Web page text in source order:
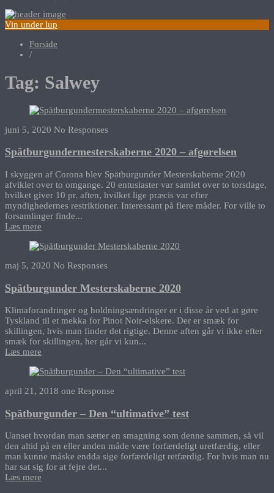
Vin under lup
Forside
/
Tag: Salwey
juni 5, 2020 No Responses
Spätburgundermesterskaberne 2020 – afgørelsen
I skyggen af Corona blev Spätburgunder Mesterskaberne 2020
afviklet over to omgange. 20 entusiaster var samlet over to torsdage,
hvilket giver 10 pr. aften, hvilket lige præcis var efter
myndighedernes restriktioner. Interessant på flere måder. For ville to
forsamlinger finde...
Læs mere
maj 5, 2020 No Responses
Spätburgunder Mesterskaberne 2020
Klimaforandringer og holdningsændringer er i disse år ved at gøre
Tyskland til et mekka for Pinot Noir-elskere. Der er smæk for
skillingen, hvis man finder det rigtige. Denne aften går vi ikke efter
smæk for skillingen, her går vi kun...
Læs mere
april 21, 2018 one Response
Spätburgunder – Den “ultimative” test
Uanset hvordan man sætter en smagning som denne sammen, så vil
den altid på en eller anden måde være forfærdeligt uretfærdig, eller
man kunne måske endda sige forfærdeligt retfærdig. For hvis man nu
har sat sig for at fejre det...
Læs mere